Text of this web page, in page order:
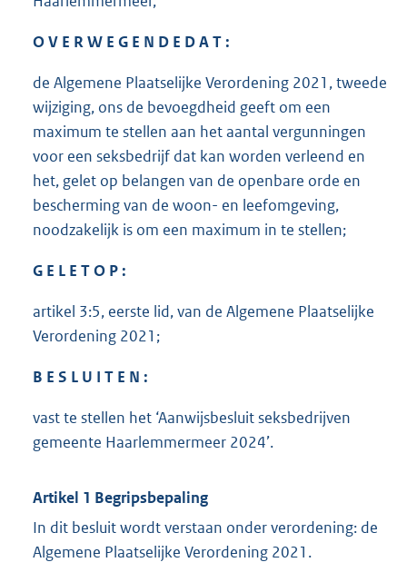
O V E R W E G E N D E D A T :
de Algemene Plaatselijke Verordening 2021, tweede
wijziging, ons de bevoegdheid geeft om een
maximum te stellen aan het aantal vergunningen
voor een seksbedrijf dat kan worden verleend en
het, gelet op belangen van de openbare orde en
bescherming van de woon- en leefomgeving,
noodzakelijk is om een maximum in te stellen;
G E L E T O P :
artikel 3:5, eerste lid, van de Algemene Plaatselijke
Verordening 2021;
B E S L U I T E N :
vast te stellen het ‘Aanwijsbesluit seksbedrijven
gemeente Haarlemmermeer 2024’.
Artikel 1 Begripsbepaling
In dit besluit wordt verstaan onder verordening: de
Algemene Plaatselijke Verordening 2021.